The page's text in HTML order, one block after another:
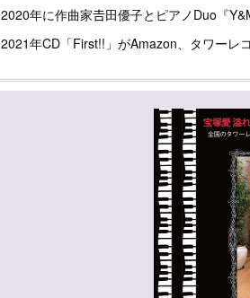
2020年に作曲家𠮷田優子とピアノDuo『
2021年CD「First!!」がAmazon、タワーレ